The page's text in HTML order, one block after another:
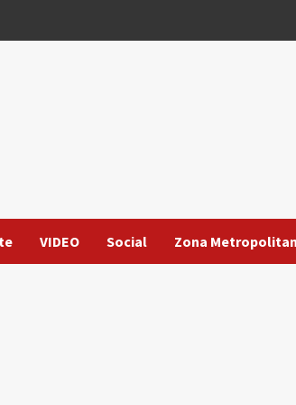
VIDEO Social Zona